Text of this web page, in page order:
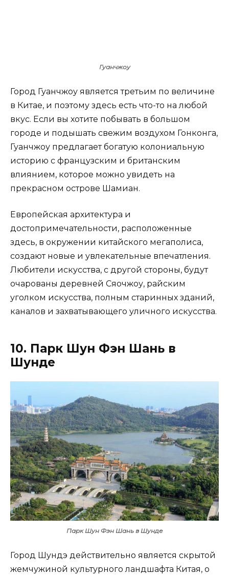
Гуанчжоу
Город Гуанчжоу является третьим по величине
в Китае, и поэтому здесь есть что-то на любой
вкус. Если вы хотите побывать в большом
городе и подышать свежим воздухом Гонконга,
Гуанчжоу предлагает богатую колониальную
историю с французским и британским
влиянием, которое можно увидеть на
прекрасном острове Шамиан.
Европейская архитектура и
достопримечательности, расположенные
здесь, в окружении китайского мегаполиса,
создают новые и увлекательные впечатления.
Любители искусства, с другой стороны, будут
очарованы деревней Сяочжоу, райским
уголком искусства, полным старинных зданий,
каналов и захватывающего уличного искусства.
10. Парк Шун Фэн Шань в
Шунде
Парк Шун Фэн Шань в Шунде
Город Шундэ действительно является скрытой
жемчужиной культурного ландшафта Китая, о